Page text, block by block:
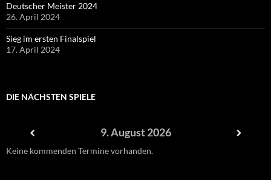
Deutscher Meister 2024
26. April 2024
Sieg im ersten Finalspiel
17. April 2024
DIE NÄCHSTEN SPIELE
9. August 2026
Keine kommenden Termine vorhanden.